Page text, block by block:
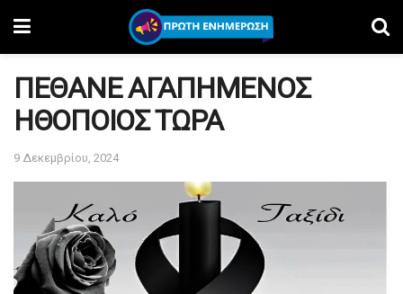
ΠΕΘΑΝΕ ΑΓΑΠΗΜΕΝΟΣ
ΗΘΟΠΟΙΟΣ ΤΩΡΑ
9 Δεκεμβρίου, 2024